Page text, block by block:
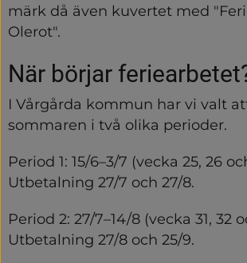
märk då även kuvertet med
Olerot".
När börjar
I Vårgårda kommun har vi valt
sommaren i två olika perioder.
Period 1: 15/6–3/7 (vecka 25, 26
Utbetalning 27/7 och 27/8.
Period 2: 27/7–14/8 (vecka 31, 32
Utbetalning 27/8 och 25/9.